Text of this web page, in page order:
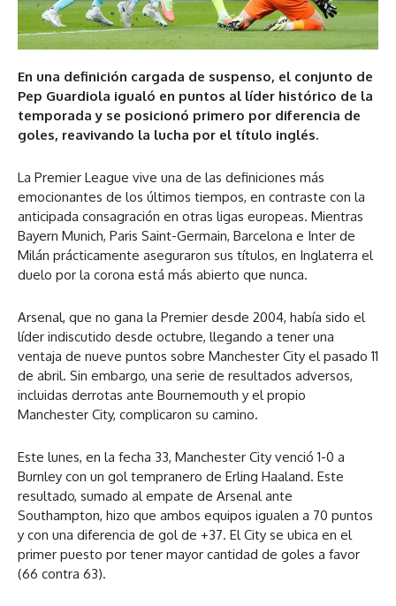
En una definición cargada de suspenso, el conjunto de
Pep Guardiola igualó en puntos al líder histórico de la
temporada y se posicionó primero por diferencia de
goles, reavivando la lucha por el título inglés.
La Premier League vive una de las definiciones más
emocionantes de los últimos tiempos, en contraste con la
anticipada consagración en otras ligas europeas. Mientras
Bayern Munich, Paris Saint-Germain, Barcelona e Inter de
Milán prácticamente aseguraron sus títulos, en Inglaterra el
duelo por la corona está más abierto que nunca.
Arsenal, que no gana la Premier desde 2004, había sido el
líder indiscutido desde octubre, llegando a tener una
ventaja de nueve puntos sobre Manchester City el pasado 11
de abril. Sin embargo, una serie de resultados adversos,
incluidas derrotas ante Bournemouth y el propio
Manchester City, complicaron su camino.
Este lunes, en la fecha 33, Manchester City venció 1-0 a
Burnley con un gol tempranero de Erling Haaland. Este
resultado, sumado al empate de Arsenal ante
Southampton, hizo que ambos equipos igualen a 70 puntos
y con una diferencia de gol de +37. El City se ubica en el
primer puesto por tener mayor cantidad de goles a favor
(66 contra 63).